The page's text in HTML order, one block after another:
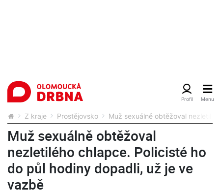
Z kraje Prostějovsko Muž sexuálně obtěžoval
Muž sexuálně obtěžoval
nezletilého chlapce. Policisté ho
do půl hodiny dopadli, už je ve
vazbě